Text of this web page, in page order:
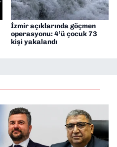
İzmir açıklarında göçmen
operasyonu: 4’ü çocuk 73
kişi yakalandı